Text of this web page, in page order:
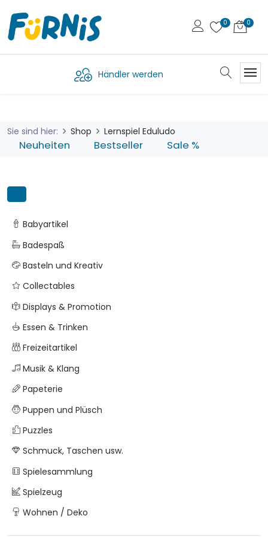
Händler werden
Sie sind hier: Shop Lernspiel Eduludo
Neuheiten Bestseller Sale %
Babyartikel
Badespaß
Basteln und Kreativ
Collectables
Displays & Promotion
Essen & Trinken
Freizeitartikel
Musik & Klang
Papeterie
Puppen und Plüsch
Puzzles
Schmuck, Taschen usw.
Spielesammlung
Spielzeug
Wohnen / Deko